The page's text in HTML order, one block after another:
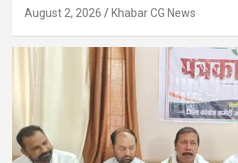
August 2, 2026 Khabar CG News